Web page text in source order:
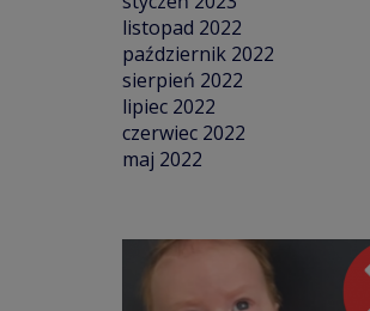
listopad 2022
październik 2022
sierpień 2022
lipiec 2022
czerwiec 2022
maj 2022